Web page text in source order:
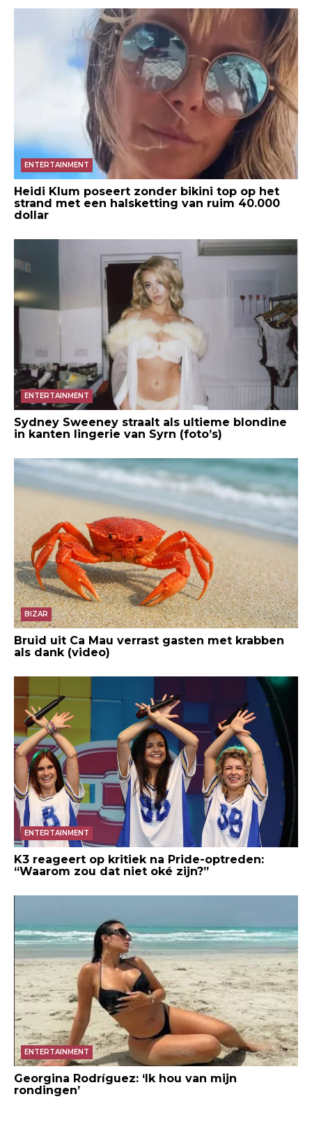
ENTERTAINMENT
Heidi Klum poseert zonder bikini top op het
strand met een halsketting van ruim 40.000
dollar
ENTERTAINMENT
Sydney Sweeney straalt als ultieme blondine
in kanten lingerie van Syrn (foto’s)
BIZAR
Bruid uit Ca Mau verrast gasten met krabben
als dank (video)
ENTERTAINMENT
K3 reageert op kritiek na Pride-optreden:
“Waarom zou dat niet oké zijn?”
ENTERTAINMENT
Georgina Rodríguez: ‘Ik hou van mijn
rondingen’